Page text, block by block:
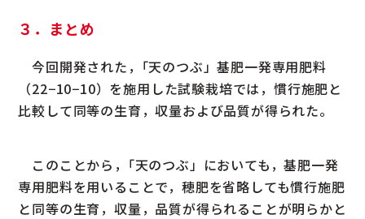
３．まとめ
今回開発された，｢天のつぶ」基肥一発専用肥料
（22−10−10）を施用した試験栽培では，慣行施肥と
比較して同等の生育，収量および品質が得られた。
このことから，｢天のつぶ」においても，基肥一発
専用肥料を用いることで，穂肥を省略しても慣行施肥
と同等の生育，収量，品質が得られることが明らかと